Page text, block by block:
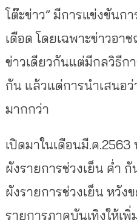
โต๊ะข่าว” มีการแข่งขันก
เดือด โดยเฉพาะข่าวอา
ข่าวเดียวกันแต่มีกลวิธีก
กัน แล้วแต่การนำเสนอ
มากกว่า
เปิดมาในเดือนมี.ค
ผังรายการช่วงเย็น ค่ำ
ผังรายการช่วงเย็น หวัง
รายการภาคบันเทิงให้เ